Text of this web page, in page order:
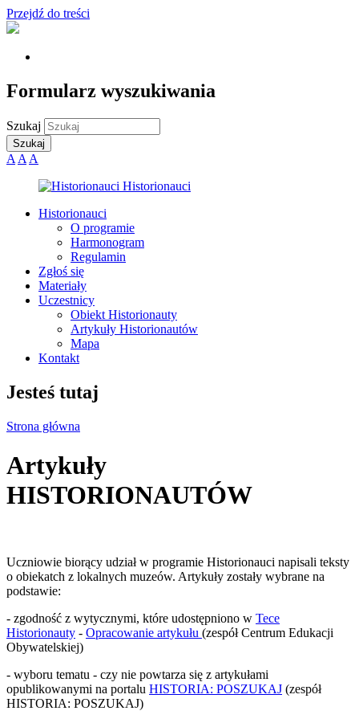
Przejdź do treści
Formularz wyszukiwania
Szukaj
A A A
Historionauci
O programie
Harmonogram
Regulamin
Zgłoś się
Materiały
Uczestnicy
Obiekt Historionauty
Artykuły Historionautów
Mapa
Kontakt
Jesteś tutaj
Strona główna
Artykuły
HISTORIONAUTÓW
Uczniowie biorący udział w programie Historionauci napisali teksty
o obiekatch z lokalnych muzeów. Artykuły zostały wybrane na
podstawie:
- zgodność z wytycznymi, które udostępniono w Tece
Historionauty - Opracowanie artykułu (zespół Centrum Edukacji
Obywatelskiej)
- wyboru tematu - czy nie powtarza się z artykułami
opublikowanymi na portalu HISTORIA: POSZUKAJ (zespół
HISTORIA: POSZUKAJ)